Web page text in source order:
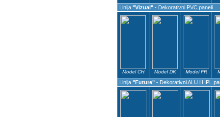
Linija "Vizual" - Dekorativni PVC paneli
Model CH Model DK Model FR
Linija "Future" - Dekorativni ALU i HPL